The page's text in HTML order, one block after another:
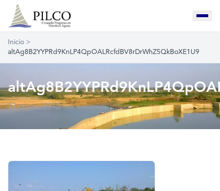
Inicio >
altAg8B2YYPRd9KnLP4QpOALRcfdBV8rDrWhZ5QkBoXE1U9
17 enero, 2015